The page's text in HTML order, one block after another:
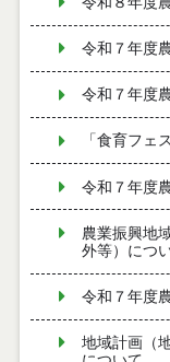
令和７年度
令和７年度
「食育フェ
令和７年度
農業振興地
外等）につ
令和７年度
地域計画（